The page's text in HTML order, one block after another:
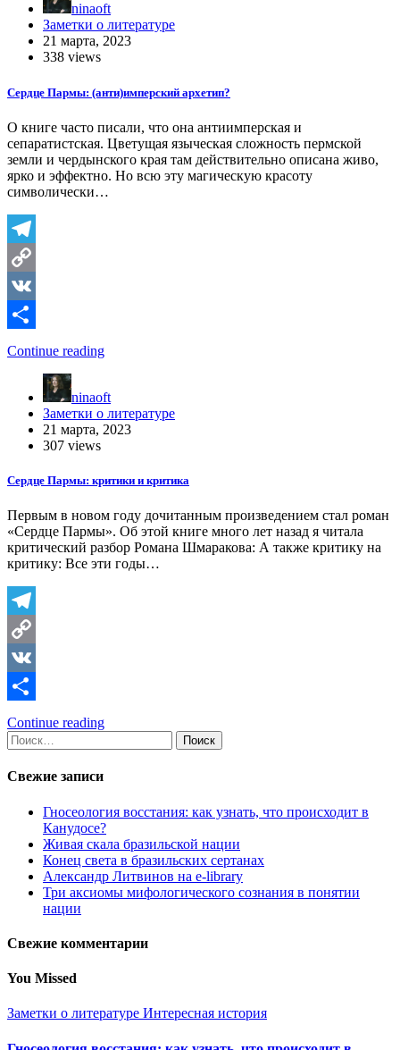
ninaoft
Заметки о литературе
21 марта, 2023
338 views
Сердце Пармы: (анти)имперский архетип?
О книге часто писали, что она антиимперская и
сепаратистская. Цветущая языческая сложность пермской
земли и чердынского края там действительно описана живо,
ярко и эффектно. Но всю эту магическую красоту
символически…
Telegram
Copy
Link
VK
Отправить
Continue reading
ninaoft
Заметки о литературе
21 марта, 2023
307 views
Сердце Пармы: критики и критика
Первым в новом году дочитанным произведением стал роман
«Сердце Пармы». Об этой книге много лет назад я читала
критический разбор Романа Шмаракова: А также критику на
критику: Все эти годы…
Telegram
Copy
Link
VK
Отправить
Continue reading
Найти:
Свежие записи
Гносеология восстания: как узнать, что происходит в
Канудосе?
Живая скала бразильской нации
Конец света в бразильских сертанах
Александр Литвинов на e-library
Три аксиомы мифологического сознания в понятии
нации
Свежие комментарии
You Missed
Заметки о литературе Интересная история